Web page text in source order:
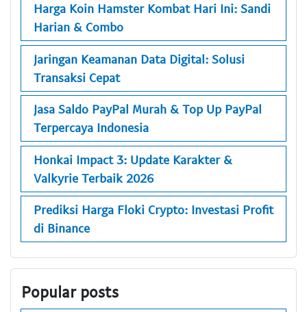
Harga Koin Hamster Kombat Hari Ini: Sandi
Harian & Combo
Jaringan Keamanan Data Digital: Solusi
Transaksi Cepat
Jasa Saldo PayPal Murah & Top Up PayPal
Terpercaya Indonesia
Honkai Impact 3: Update Karakter &
Valkyrie Terbaik 2026
Prediksi Harga Floki Crypto: Investasi Profit
di Binance
Popular posts